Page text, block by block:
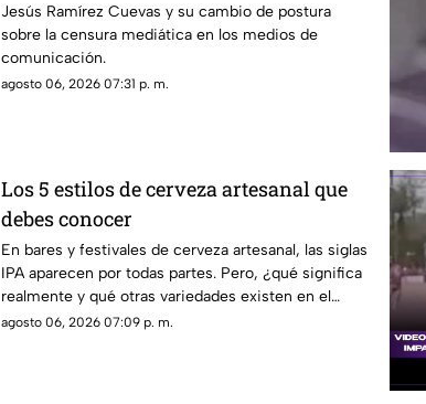
Jesús Ramírez Cuevas y su cambio de postura
sobre la censura mediática en los medios de
comunicación.
agosto 06, 2026 07:31 p. m.
Los 5 estilos de cerveza artesanal que
debes conocer
En bares y festivales de cerveza artesanal, las siglas
IPA aparecen por todas partes. Pero, ¿qué significa
realmente y qué otras variedades existen en el
mundo?
agosto 06, 2026 07:09 p. m.